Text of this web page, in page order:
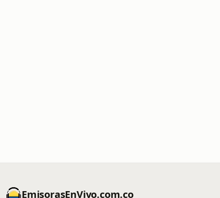
EmisorasEnVivo.com.co